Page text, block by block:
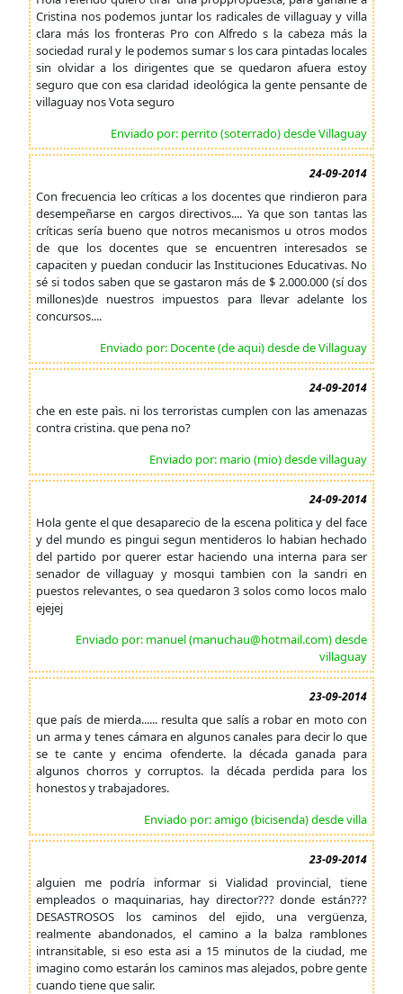
Cristina nos podemos juntar los radicales de villaguay y villa
clara más los fronteras Pro con Alfredo s la cabeza más la
sociedad rural y le podemos sumar s los cara pintadas locales
sin olvidar a los dirigentes que se quedaron afuera estoy
seguro que con esa claridad ideológica la gente pensante de
villaguay nos Vota seguro
Enviado por: perrito (soterrado) desde Villaguay
24-09-2014
Con frecuencia leo críticas a los docentes que rindieron para
desempeñarse en cargos directivos.... Ya que son tantas las
críticas sería bueno que notros mecanismos u otros modos
de que los docentes que se encuentren interesados se
capaciten y puedan conducir las Instituciones Educativas. No
sé si todos saben que se gastaron más de $ 2.000.000 (sí dos
millones)de nuestros impuestos para llevar adelante los
concursos....
Enviado por: Docente (de aqui) desde de Villaguay
24-09-2014
che en este paìs. ni los terroristas cumplen con las amenazas
contra cristina. que pena no?
Enviado por: mario (mio) desde villaguay
24-09-2014
Hola gente el que desaparecio de la escena politica y del face
y del mundo es pingui segun mentideros lo habian hechado
del partido por querer estar haciendo una interna para ser
senador de villaguay y mosqui tambien con la sandri en
puestos relevantes, o sea quedaron 3 solos como locos malo
ejejej
Enviado por: manuel (manuchau@hotmail.com) desde
villaguay
23-09-2014
que país de mierda...... resulta que salís a robar en moto con
un arma y tenes cámara en algunos canales para decir lo que
se te cante y encima ofenderte. la década ganada para
algunos chorros y corruptos. la década perdida para los
honestos y trabajadores.
Enviado por: amigo (bicisenda) desde villa
23-09-2014
alguien me podría informar si Vialidad provincial, tiene
empleados o maquinarias, hay director??? donde están???
DESASTROSOS los caminos del ejido, una vergüenza,
realmente abandonados, el camino a la balza ramblones
intransitable, si eso esta asi a 15 minutos de la ciudad, me
imagino como estarán los caminos mas alejados, pobre gente
cuando tiene que salir.